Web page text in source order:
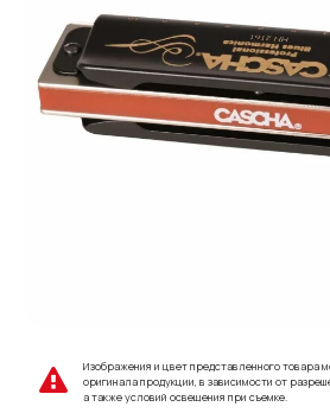
Изображения и цвет представленного товара
оригинала продукции, в зависимости от
а также условий освещения при съемке.